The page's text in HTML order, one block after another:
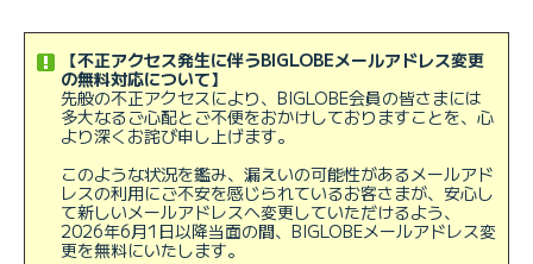
【不正アクセス発生に伴うBIGLOBEメールアドレス変更
の無料対応について】
先般の不正アクセスにより、BIGLOBE会員の皆さまには
多大なるご心配とご不便をおかけしておりますことを、心
より深くお詫び申し上げます。
このような状況を鑑み、漏えいの可能性があるメールアド
レスの利用にご不安を感じられているお客さまが、安心し
て新しいメールアドレスへ変更していただけるよう、
2026年6月1日以降当面の間、BIGLOBEメールアドレス変
更を無料にいたします。